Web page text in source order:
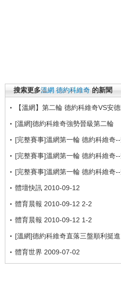
搜索更多溫網 德約科維奇 的新聞
【溫網】第二輪 德約科維奇VS安
[溫網]德約科維奇強勢晉級第二輪
[完整賽事]溫網第一輪 德約科維奇
[完整賽事]溫網第一輪 德約科維奇
[完整賽事]溫網第一輪 德約科維奇
體壇快訊 2010-09-12
體育晨報 2010-09-12 2-2
體育晨報 2010-09-12 1-2
[溫網]德約科維奇直落三盤順利挺
體育世界 2009-07-02